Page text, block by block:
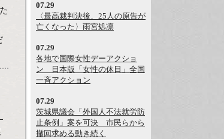
07.29
〈最高裁判決後、25人の原告が
亡くなった〉雨宮処凛
07.29
各地で国際女性デーアクショ
ン 日本版「女性の休日」全国
一斉アクション
07.29
茨城県議会「外国人不法就労防
止条例」案を可決 市民らから
撤回求める動き続く